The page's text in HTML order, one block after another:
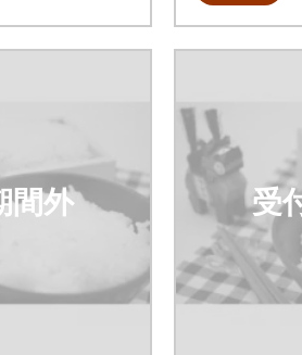
間外 受